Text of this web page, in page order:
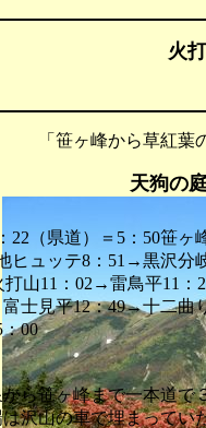
火
笹ヶ峰から草紅葉の
天狗の
22（県道）＝5：50笹
ヒュッテ8：51→黒沢分
打山11：02→雷鳥平11
士見平12：49→十二曲
00
ら笹ヶ峰まで一本道で
沢山の車で埋まってい